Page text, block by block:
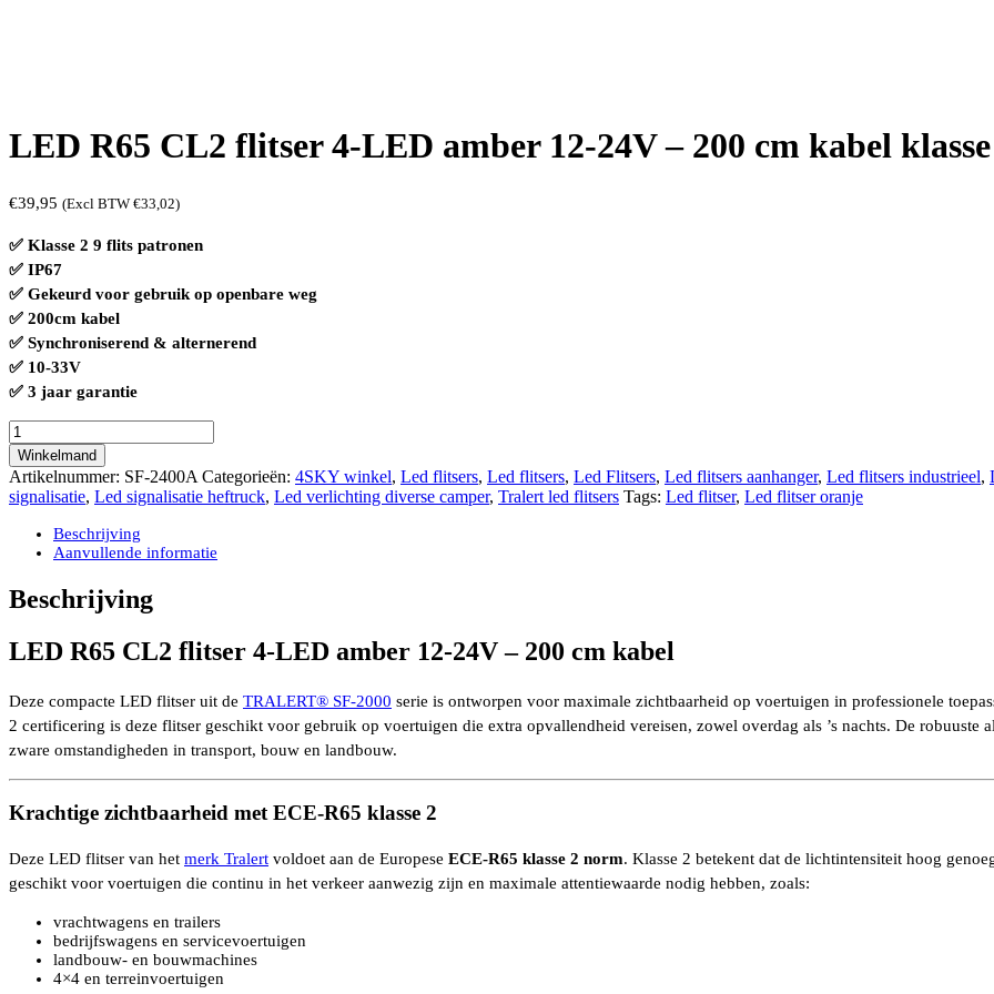
LED R65 CL2 flitser 4-LED amber 12-24V – 200 cm kabel
€39,95 (Excl BTW €33,02)
✅ Klasse 2 9 flits patronen
✅ IP67
✅ Gekeurd voor gebruik op openbare weg
✅ 200cm kabel
✅ Synchroniserend & alternerend
✅ 10-33V
✅ 3 jaar garantie
LED
R65
CL2
flitser
4-
LED
amber
24V
–
cm
2
aantal
Winkelmand
Artikelnummer: SF-2400A Categorieën: 4SKY winkel, Led flitsers, Led flitsers, Led Flitsers, Led flitsers aanhanger, Led flitsers industrieel,
signalisatie, Led signalisatie heftruck, Led verlichting diverse camper, Tralert led flitsers Tags: Led flitser, Led flitser oranje
Beschrijving
Aanvullende informatie
Beschrijving
LED R65 CL2 flitser 4-LED amber 12-24V – 200 cm kabel
Deze compacte LED flitser uit de TRALERT® SF-2000 serie is ontworpen voor maximale zichtbaarheid op voertuigen in professionele
2 certificering is deze flitser geschikt voor gebruik op voertuigen die extra opvallendheid vereisen, zowel overdag als ’s nachts. De
zware omstandigheden in transport, bouw en landbouw.
Krachtige zichtbaarheid met ECE-R65 klasse 2
Deze LED flitser van het merk Tralert voldoet aan de Europese ECE-R65 klasse 2 norm. Klasse 2 betekent dat de lichtintensiteit hoog
geschikt voor voertuigen die continu in het verkeer aanwezig zijn en maximale attentiewaarde nodig hebben, zoals:
vrachtwagens en trailers
bedrijfswagens en servicevoertuigen
landbouw- en bouwmachines
4×4 en terreinvoertuigen